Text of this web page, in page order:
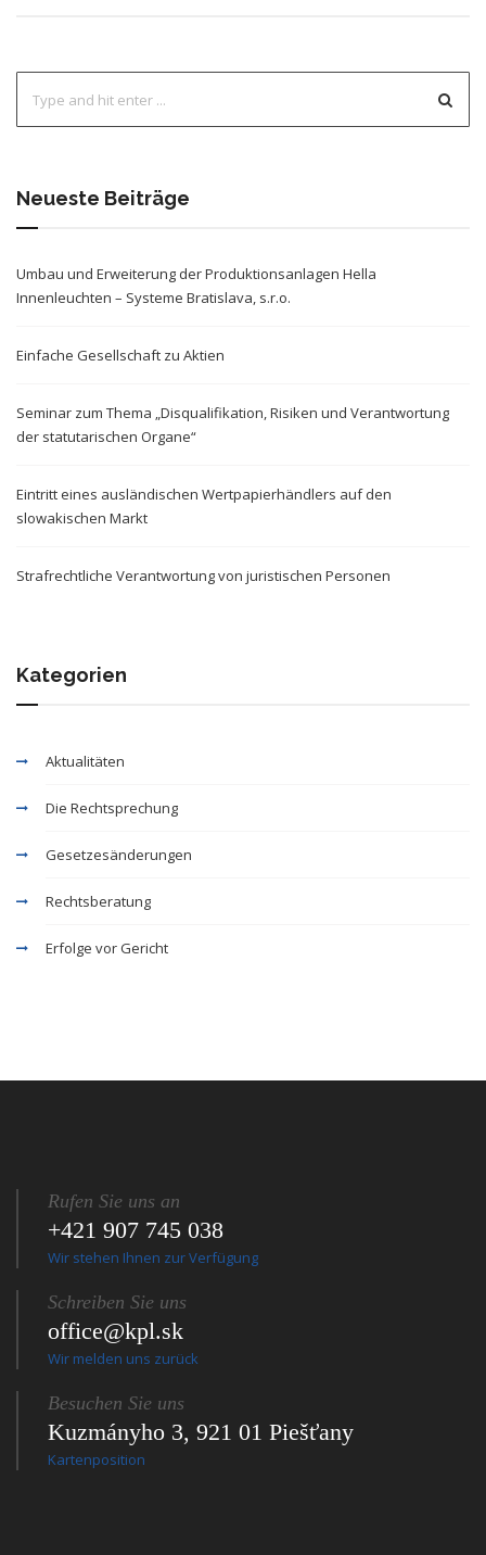
Neueste Beiträge
Umbau und Erweiterung der Produktionsanlagen Hella
Innenleuchten – Systeme Bratislava, s.r.o.
Einfache Gesellschaft zu Aktien
Seminar zum Thema „Disqualifikation, Risiken und Verantwortung
der statutarischen Organe“
Eintritt eines ausländischen Wertpapierhändlers auf den
slowakischen Markt
Strafrechtliche Verantwortung von juristischen Personen
Kategorien
Aktualitäten
Die Rechtsprechung
Gesetzesänderungen
Rechtsberatung
Erfolge vor Gericht
Rufen Sie uns an
+421 907 745 038
Wir stehen Ihnen zur Verfügung
Schreiben Sie uns
office@kpl.sk
Wir melden uns zurück
Besuchen Sie uns
Kuzmányho 3, 921 01 Piešťany
Kartenposition